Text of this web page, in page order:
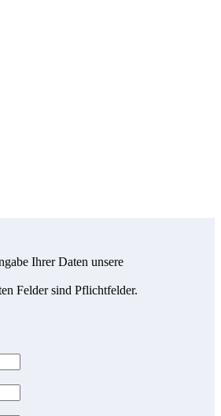
Ihrer Daten unsere
Felder sind Pflichtfelder.